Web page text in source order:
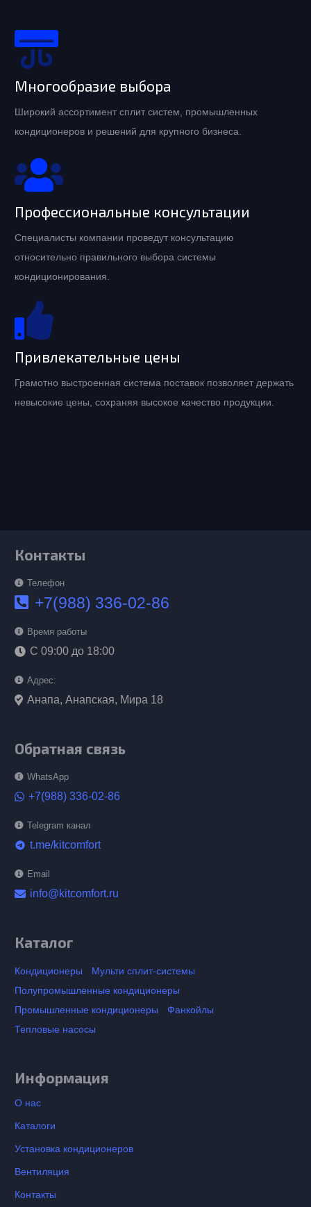
Многообразие выбора
Широкий ассортимент сплит систем, промышленных
кондиционеров и решений для крупного бизнеса.
Профессиональные консультации
Специалисты компании проведут консультацию
относительно правильного выбора системы
кондиционирования.
Привлекательные цены
Грамотно выстроенная система поставок позволяет держать
невысокие цены, сохраняя высокое качество продукции.
Контакты
Телефон
+7(988) 336-02-86
Время работы
С 09:00 до 18:00
Адрес:
Анапа, Анапская, Мира 18
Обратная связь
WhatsApp
+7(988) 336-02-86
Telegram канал
telegram t.me/kitcomfort
Email
info@kitcomfort.ru
Каталог
Кондиционеры
Мульти сплит-системы
Полупромышленные кондиционеры
Промышленные кондиционеры
Фанкойлы
Тепловые насосы
Информация
О нас
Каталоги
Установка кондиционеров
Вентиляция
Контакты